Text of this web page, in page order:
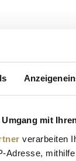
mit
verarbeiten
Adresse,